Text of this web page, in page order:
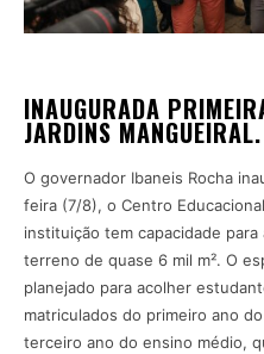
INAUGURADA
JARDINS MANGUEIRAL.
O governador Ibaneis Rocha
feira (7/8), o Centro
instituição tem capacidade
terreno de quase 6 mil m². O
planejado para acolher
matriculados do primeiro ano
terceiro ano do ensino médio,